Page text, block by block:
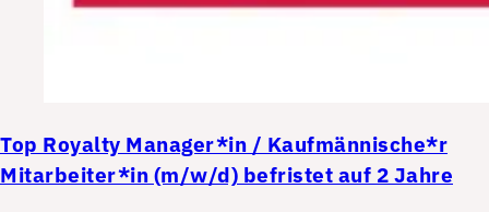
Top Royalty Manager*in / Kaufmännische*r
Mitarbeiter*in (m/w/d) befristet auf 2 Jahre